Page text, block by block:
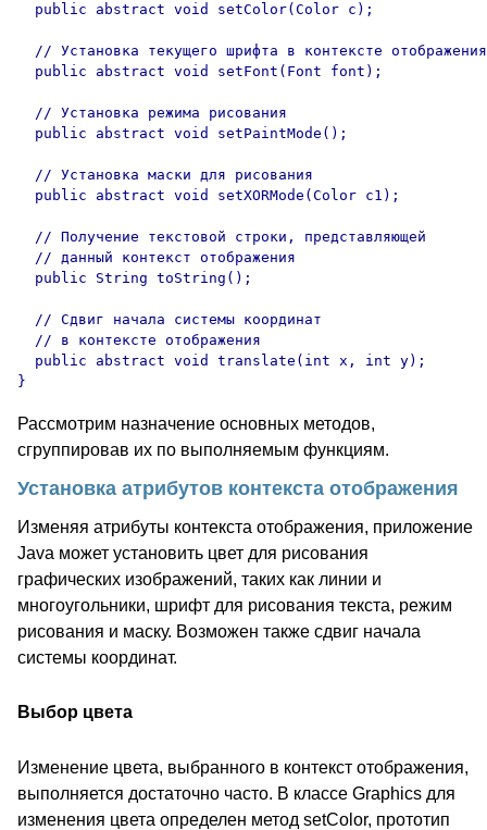
  public abstract void setColor(Color c);
  // Установка текущего шрифта в контексте отображения
  public abstract void setFont(Font font);
  // Установка режима рисования
  public abstract void setPaintMode();
  // Установка маски для рисования
  public abstract void setXORMode(Color c1);
  // Получение текстовой строки, представляющей
  // данный контекст отображения
  public String toString();
  // Сдвиг начала системы координат
  // в контексте отображения
  public abstract void translate(int x, int y);
Рассмотрим назначение основных методов,
сгруппировав их по выполняемым функциям.
Установка атрибутов контекста отображения
Изменяя атрибуты контекста отображения, приложение
Java может установить цвет для рисования
графических изображений, таких как линии и
многоугольники, шрифт для рисования текста, режим
рисования и маску. Возможен также сдвиг начала
системы координат.
Выбор цвета
Изменение цвета, выбранного в контекст отображения,
выполняется достаточно часто. В классе Graphics для
изменения цвета определен метод setColor, прототип